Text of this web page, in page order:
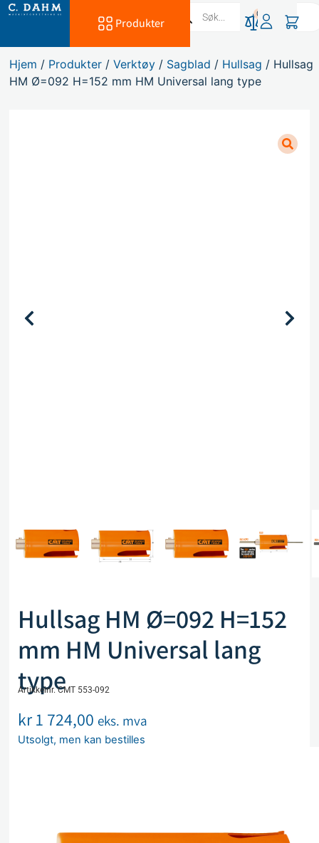
Produkter
0
Hjem / Produkter /Verktøy / Sagblad / Hullsag / Hullsag
HM Ø=092 H=152 mm HM Universal lang type
Hullsag HM Ø=092 H=152
mm HM Universal lang
type
Artikkelnr. CMT 553-092
kr1 724,00 eks. mva
Utsolgt, men kan bestilles
Legg i ønskeliste